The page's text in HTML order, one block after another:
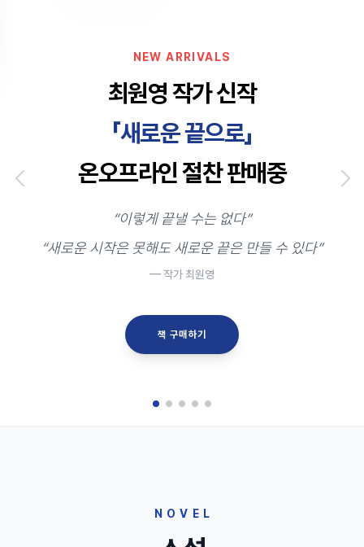
NEW ARRIVALS
최원영 작가 신작
「새로운 끝으로」
온오프라인 절찬 판매중
“이렇게 끝낼 수는 없다”
“새로운 시작은 못해도 새로운 끝은 만들 수 있다”
— 작가 최원영
책 구매하기
NOVEL